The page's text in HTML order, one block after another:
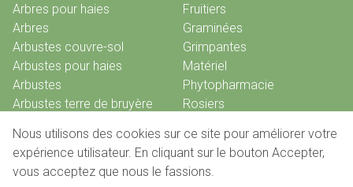
Arbres pour haies
Arbres
Arbustes couvre-sol
Arbustes pour haies
Arbustes
Arbustes terre de bruyère
Conifères
Fruitiers
Graminées
Grimpantes
Matériel
Phytopharmacie
Rosiers
Nous utilisons des cookies sur ce site pour améliorer votre
expérience utilisateur. En cliquant sur le bouton Accepter,
vous acceptez que nous le fassions.